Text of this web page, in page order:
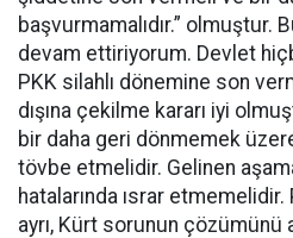
başvurmamalıdır.” olmuştur.
devam ettiriyorum. Devlet
PKK silahlı dönemine son
dışına çekilme kararı iyi
bir daha geri dönmemek
tövbe etmelidir. Gelinen
hatalarında ısrar
ayrı, Kürt sorunun çözümünü